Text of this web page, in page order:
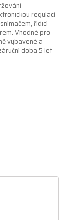
regulací
řídicí
Vhodné pro
vybavené a
doba 5 let